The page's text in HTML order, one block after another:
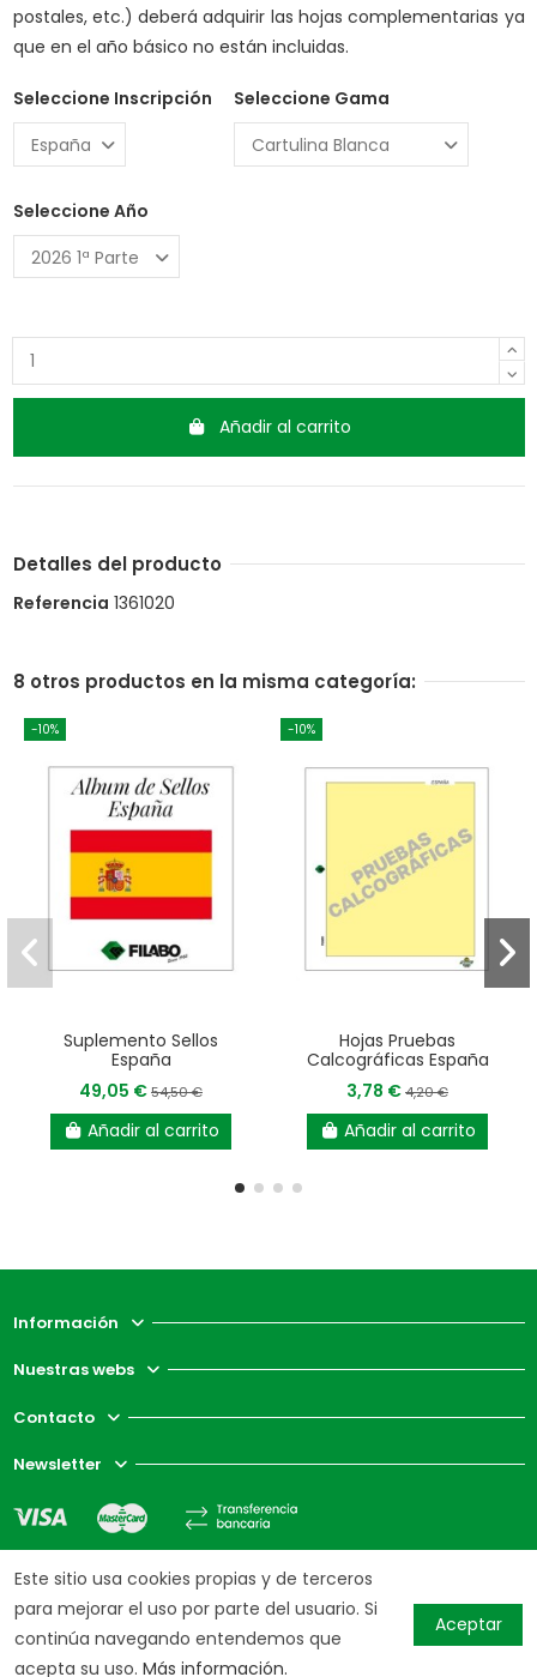
postales, etc.) deberá adquirir las hojas complementarias ya
que en el año básico no están incluidas.
Seleccione Inscripción Seleccione Gama
Seleccione Año
Añadir al carrito
Detalles del producto
Referencia 1361020
8 otros productos en la misma categoría:
-10%
Suplemento Sellos
España
49,05 €54,50 €
Añadir al carrito
-10%
Hojas Pruebas
Calcográficas España
3,78 €4,20 €
Añadir al carrito
Información
Nuestras webs
Contacto
Newsletter
Este sitio usa cookies propias y de terceros
para mejorar el uso por parte del usuario. Si
continúa navegando entendemos que
acepta su uso. Más información.
Aceptar